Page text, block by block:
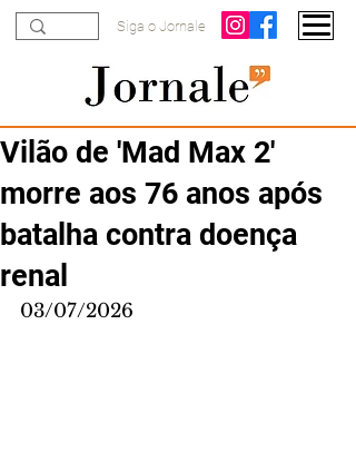
Siga o Jornale
Vilão de 'Mad Max 2'
morre aos 76 anos após
batalha contra doença
renal
03/07/2026